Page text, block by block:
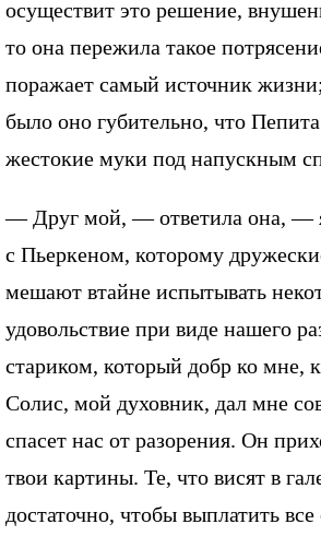
осуществит это решение,
то она пережила такое
поражает самый источник
было оно губительно, что
жестокие муки под напускным
— Друг мой, — ответила она, — я
с Пьеркеном, которому
мешают втайне испытывать
удовольствие при виде нашего
стариком, который добр ко мне,
Солис, мой духовник, дал мне
спасет нас от разорения. Он
твои картины. Те, что висят в
достаточно, чтобы выплатить